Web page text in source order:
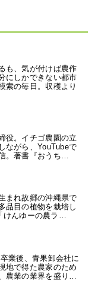
も、気が付けば農作
にしかできない都市
索の毎日。収穫より
役。イチゴ農園の立
ながら、YouTubeで
。著書『おうち…
まれ故郷の沖縄県で
品目の植物を栽培し
けんゆーの農ラ…
業後、青果卸会社に
地で得た農家のため
農業の業界を盛り…